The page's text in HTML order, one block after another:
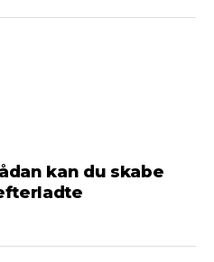
kan du skabe